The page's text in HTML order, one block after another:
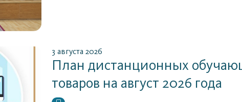
3 августа 2026
План дистанционных
товаров на август 2026 года